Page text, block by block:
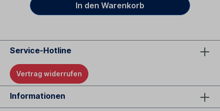
In den Warenkorb
Service-Hotline
Vertrag widerrufen
Informationen